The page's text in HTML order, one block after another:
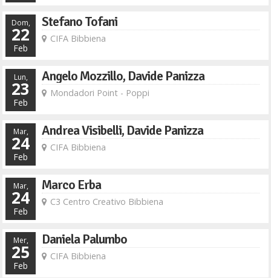
Dom,
22
Feb
Stefano Tofani
CIFA Bibbiena
Lun,
23
Feb
Angelo Mozzillo, Davide Panizza
Mondadori Point - Poppi
Mar,
24
Feb
Andrea Visibelli, Davide Panizza
CIFA Bibbiena
Mar,
24
Feb
Marco Erba
C3 Centro Creativo Bibbiena
Mer,
25
Feb
Daniela Palumbo
CIFA Bibbiena